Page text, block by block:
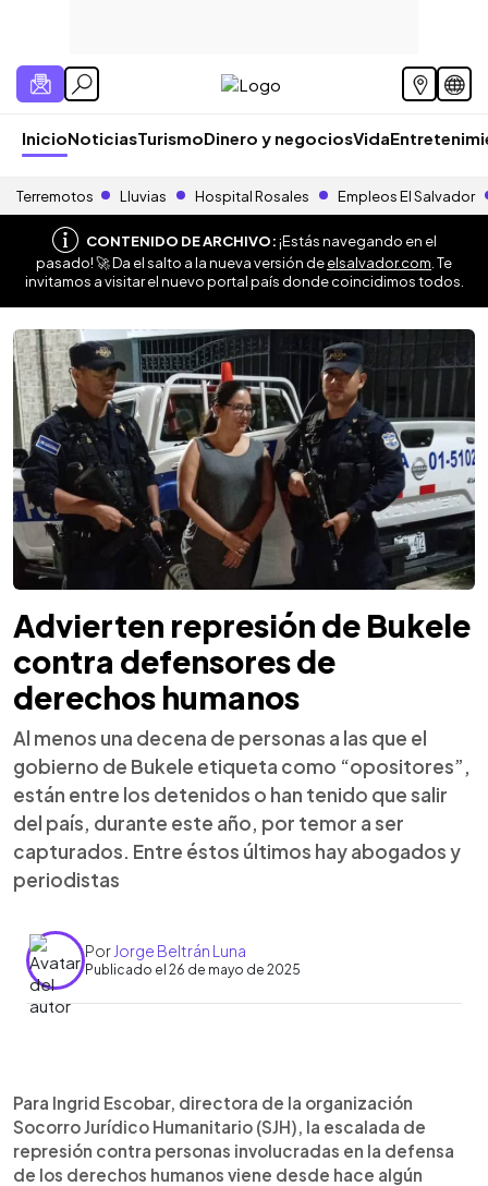
InicioNoticiasTurismoDinero y negociosVida
Terremotos Lluvias Hospital Rosales Empleos El Salvador
CONTENIDO DE ARCHIVO:¡Estás navegando en el
pasado! 🚀 Da el salto a la nueva versión deelsalvador.com . Te
invitamos a visitar el nuevo portal país donde coincidimos todos.
Advierten represión de Bukele
contra defensores de
derechos humanos
Al menos una decena de personas a las que el
gobierno de Bukele etiqueta como “opositores”,
están entre los detenidos o han tenido que salir
del país, durante este año, por temor a ser
capturados. Entre éstos últimos hay abogados y
periodistas
Por Jorge Beltrán Luna
Publicado el 26 de mayo de 2025
Escuchar artículo
Para Ingrid Escobar, directora de la organización
Socorro Jurídico Humanitario (SJH), la escalada de
represión contra personas involucradas en la defensa
de los derechos humanos viene desde hace algún